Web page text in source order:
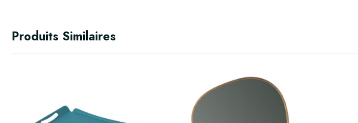
Produits Similaires